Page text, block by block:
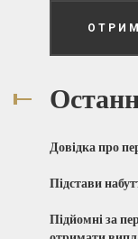
Довідка про
Підстави
Підйомні за